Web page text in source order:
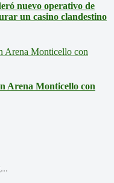
nuevo operativo de
un casino clandestino
Arena Monticello con